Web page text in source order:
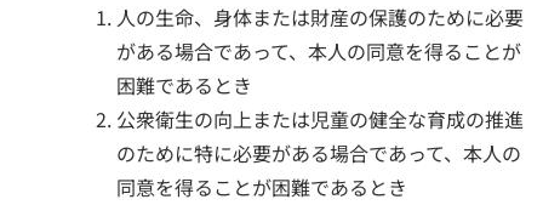
人の生命、身体または財産の保護のために必要
がある場合であって、本人の同意を得ることが
困難であるとき
公衆衛生の向上または児童の健全な育成の推進
のために特に必要がある場合であって、本人の
同意を得ることが困難であるとき